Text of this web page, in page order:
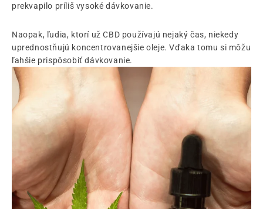
prekvapilo príliš vysoké dávkovanie.
Naopak, ľudia, ktorí už CBD používajú nejaký čas, niekedy
uprednostňujú koncentrovanejšie oleje. Vďaka tomu si môžu
ľahšie prispôsobiť dávkovanie.